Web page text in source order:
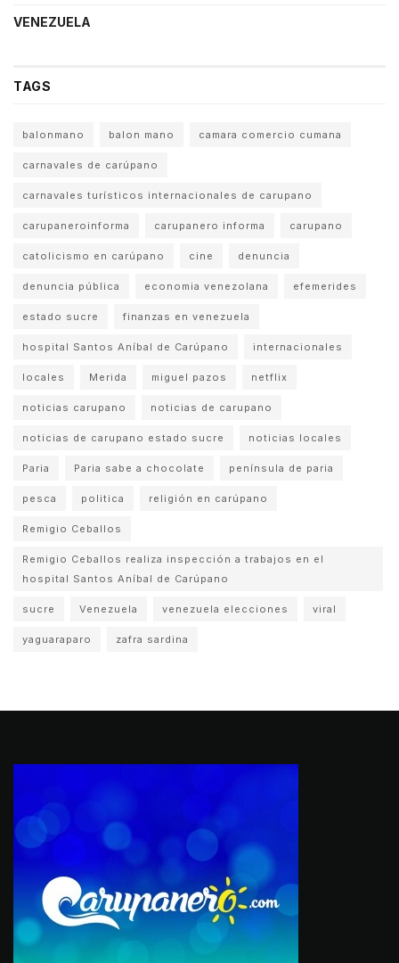
VENEZUELA
TAGS
balonmano balon mano camara comercio cumana
carnavales de carúpano
carnavales turísticos internacionales de carupano
carupaneroinforma carupanero informa carupano
catolicismo en carúpano cine denuncia
denuncia pública economia venezolana efemerides
estado sucre finanzas en venezuela
hospital Santos Aníbal de Carúpano internacionales
locales Merida miguel pazos netflix
noticias carupano noticias de carupano
noticias de carupano estado sucre noticias locales
Paria Paria sabe a chocolate península de paria
pesca politica religión en carúpano
Remigio Ceballos
Remigio Ceballos realiza inspección a trabajos en el
hospital Santos Aníbal de Carúpano
sucre Venezuela venezuela elecciones viral
yaguaraparo zafra sardina